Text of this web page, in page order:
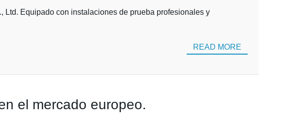
Equipado con instalaciones de prueba profesionales y
READ MORE
el mercado europeo.